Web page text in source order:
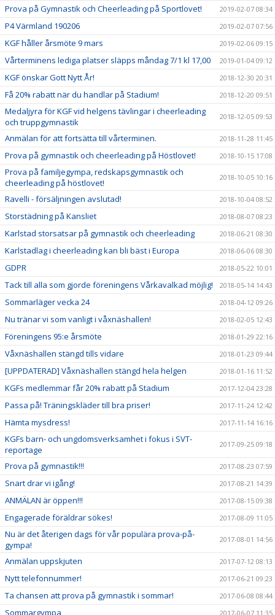
Prova på Gymnastik och Cheerleading på Sportlovet! 2019-02-07 08:34
P4 Värmland 190206 2019-02-07 07:56
KGF håller årsmöte 9 mars 2019-02-06 09:15
Vårterminens lediga platser släpps måndag 7/1 kl 17,00 2019-01-04 09:12
KGF önskar Gott Nytt År! 2018-12-30 20:31
Få 20% rabatt när du handlar på Stadium! 2018-12-20 09:51
Medaljyra för KGF vid helgens tävlingar i cheerleading
och truppgymnastik
2018-12-05 09:53
Anmälan för att fortsätta till vårterminen. 2018-11-28 11:45
Prova på gymnastik och cheerleading på Höstlovet! 2018-10-15 17:08
Prova på familjegympa, redskapsgymnastik och
cheerleading på höstlovet!
2018-10-05 10:16
Ravelli - försäljningen avslutad! 2018-10-04 08:52
Storstädning på Kansliet 2018-08-07 08:23
Karlstad storsatsar på gymnastik och cheerleading 2018-06-21 08:30
Karlstadlag i cheerleading kan bli bäst i Europa 2018-06-06 08:30
GDPR 2018-05-22 10:01
Tack till alla som gjorde föreningens Vårkavalkad möjlig! 2018-05-14 14:43
Sommarläger vecka 24 2018-04-12 09:26
Nu tränar vi som vanligt i våxnäshallen! 2018-02-05 12:43
Föreningens 95:e årsmöte 2018-01-29 22:16
Våxnäshallen stängd tills vidare 2018-01-23 09:44
[UPPDATERAD] Våxnäshallen stängd hela helgen 2018-01-16 11:52
KGFs medlemmar får 20% rabatt på Stadium 2017-12-04 23:28
Passa på! Träningskläder till bra priser! 2017-11-24 12:42
Hämta mysdress! 2017-11-14 16:16
KGFs barn- och ungdomsverksamhet i fokus i SVT-
reportage
2017-09-25 09:18
Prova på gymnastik!!! 2017-08-23 07:59
Snart drar vi igång! 2017-08-21 14:39
ANMÄLAN är öppen!!! 2017-08-15 09:38
Engagerade föräldrar sökes! 2017-08-09 11:05
Nu är det återigen dags för vår populära prova-på-
gympa!
2017-08-01 14:56
Anmälan uppskjuten 2017-07-12 08:13
Nytt telefonnummer! 2017-06-21 09:23
Ta chansen att prova på gymnastik i sommar! 2017-06-08 08:44
Sommargympa 2017-06-07 11:35